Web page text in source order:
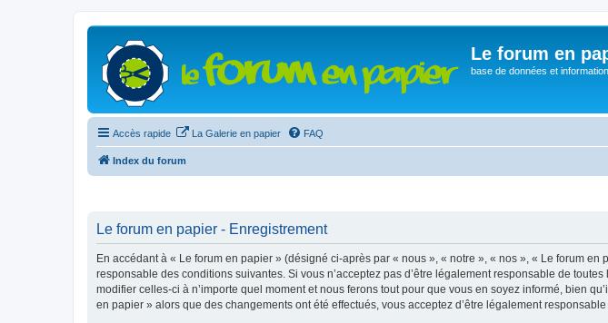
Le forum en
base de données et
Accès rapide La Galerie en papier FAQ
Index du forum
Le forum en papier - Enregistrement
En accédant à « Le forum en papier » (désigné ci-après par « nous », « notre », « nos », « Le forum
responsable des conditions suivantes. Si vous n’acceptez pas d’être légalement responsable de
modifier celles-ci à n’importe quel moment et nous ferons tout pour que vous en soyez informé, bien
en papier » alors que des changements ont été effectués, vous acceptez d’être légalement